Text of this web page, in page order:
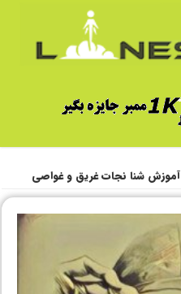
آموزش شنا نجات غریق و غواصی